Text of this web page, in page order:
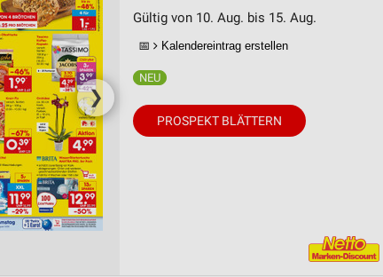
❯
Gültig von 10. Aug. bis 15. Aug.
📅 Kalendereintrag erstellen
PROSPEKT BLÄTTERN